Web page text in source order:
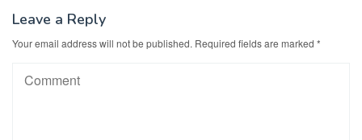
Leave a Reply
Your email address will not be published. Required fields are marked *